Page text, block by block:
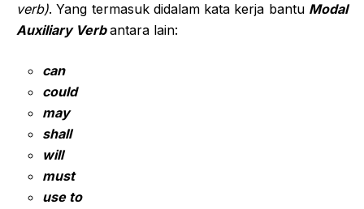
verb). Yang termasuk didalam kata kerja bantu Modal
Auxiliary Verbantara lain:
can
could
may
shall
will
must
use to